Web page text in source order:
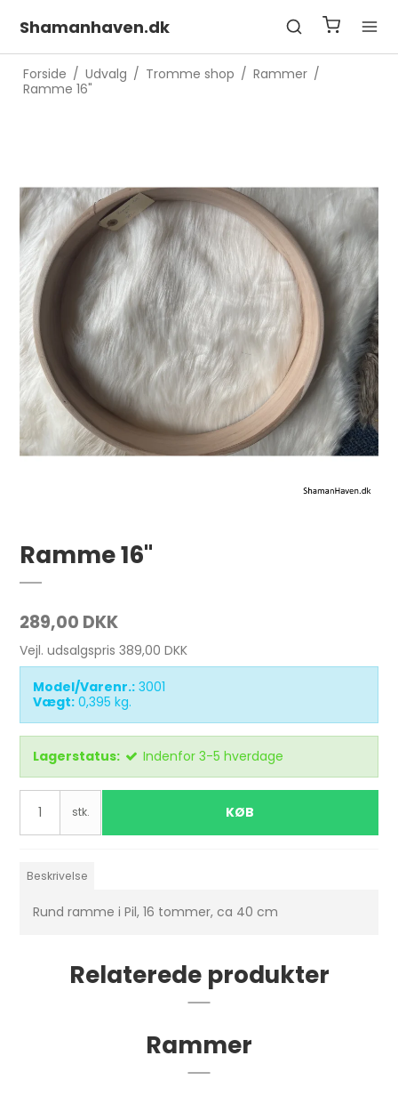
Shamanhaven.dk
Forside / Udvalg / Tromme shop / Rammer /
Ramme 16"
Ramme 16"
289,00 DKK
Vejl. udsalgspris 389,00 DKK
Model/Varenr.: 3001
Vægt: 0,395 kg.
Lagerstatus: Indenfor 3-5 hverdage
stk. KØB
Beskrivelse
Rund ramme i Pil, 16 tommer, ca 40 cm
Relaterede produkter
Rammer